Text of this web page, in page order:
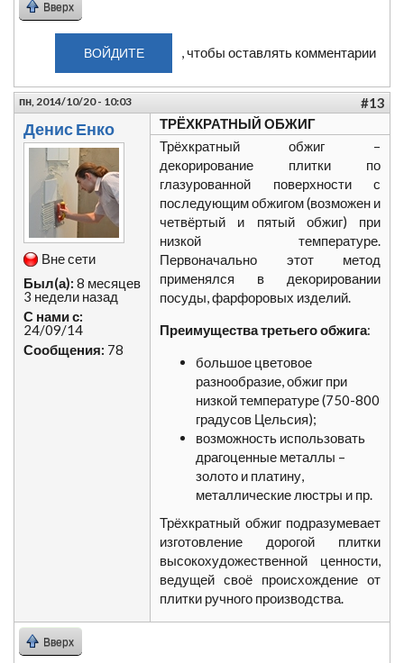
Вверх
ВОЙДИТЕ , чтобы оставлять комментарии
пн, 2014/10/20 - 10:03 #13
Денис Енко
Вне сети
Был(а): 8 месяцев
3 недели назад
С нами с:
24/09/14
Сообщения: 78
ТРЁХКРАТНЫЙ ОБЖИГ
Трёхкратный обжиг –
декорирование плитки по
глазурованной поверхности с
последующим обжигом (возможен и
четвёртый и пятый обжиг) при
низкой температуре.
Первоначально этот метод
применялся в декорировании
посуды, фарфоровых изделий.
Преимущества третьего обжига:
большое цветовое
разнообразие, обжиг при
низкой температуре (750-800
градусов Цельсия);
возможность использовать
драгоценные металлы –
золото и платину,
металлические люстры и пр.
Трёхкратный обжиг подразумевает
изготовление дорогой плитки
высокохудожественной ценности,
ведущей своё происхождение от
плитки ручного производства.
Вверх